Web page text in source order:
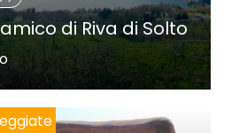
di Riva di Solto